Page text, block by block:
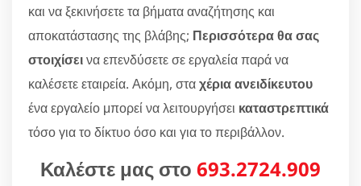
και να ξεκινήσετε τα βήματα αναζήτησης και
αποκατάστασης της βλάβης; Περισσότερα θα σας
στοιχίσεινα επενδύσετε σε εργαλεία παρά να
καλέσετε εταιρεία. Ακόμη, σταχέρια ανειδίκευτου
ένα εργαλείο μπορεί να λειτουργήσει καταστρεπτικά
τόσο για το δίκτυο όσο και για το περιβάλλον.
Καλέστε μας στο 693.2724.909